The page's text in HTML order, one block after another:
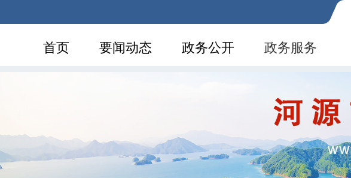
首页 要闻动态 政务公开 政务服务